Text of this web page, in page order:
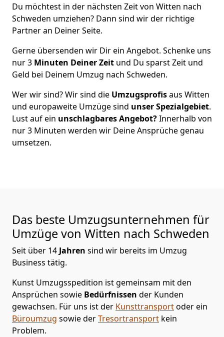
Du möchtest in der nächsten Zeit von Witten nach
Schweden umziehen? Dann sind wir der richtige
Partner an Deiner Seite.
Gerne übersenden wir Dir ein Angebot. Schenke uns
nur3 Minuten Deiner Zeit und Du sparst Zeit und
Geld bei Deinem Umzug nach Schweden.
Wer wir sind? Wir sind die Umzugsprofisaus Witten
und europaweite Umzüge sind unser Spezialgebiet.
Lust auf ein unschlagbares Angebot?Innerhalb von
nur3 Minuten werden wir Deine Ansprüche genau
umsetzen.
Das beste Umzugsunternehmen für
Umzüge von Witten nach Schweden
Seit über 14 Jahren sind wir bereits im Umzug
Business tätig.
Kunst Umzugsspedition ist gemeinsam mit den
Ansprüchen sowie Bedürfnissen der Kunden
gewachsen. Für uns ist der Kunsttransportoder ein
Büroumzug sowie derTresortransport kein
Problem.